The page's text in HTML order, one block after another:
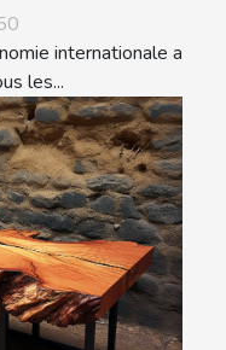
internationale a
les...